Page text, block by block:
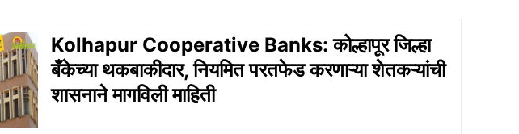
Kolhapur Cooperative Banks: कोल्हापूर जिल्हा
बँकेच्या थकबाकीदार, नियमित परतफेड करणाऱ्या शेतकऱ्यांची
शासनाने मागविली माहिती